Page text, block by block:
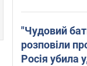
"Чудовий
розповіли
Росія убила